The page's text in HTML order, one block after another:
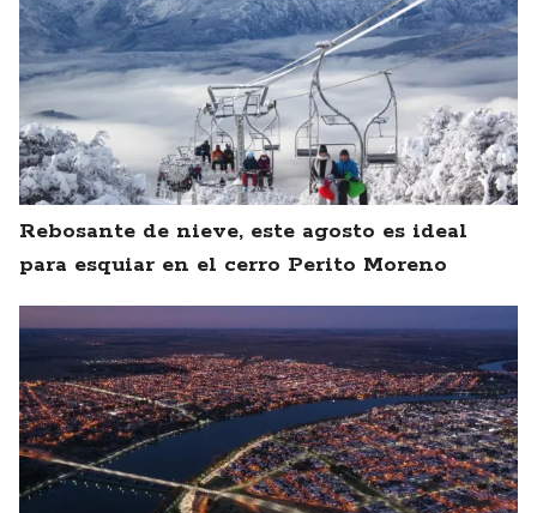
Rebosante de nieve, este agosto es ideal
para esquiar en el cerro Perito Moreno